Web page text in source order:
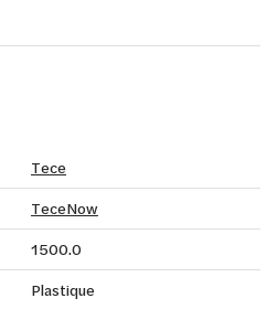
Tece
TeceNow
1500.0
Plastique